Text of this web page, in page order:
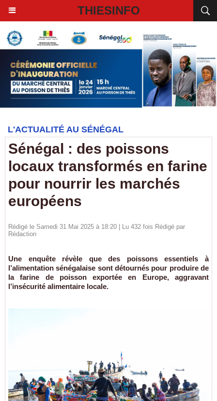
THIESINFO
L'ACTUALITÉ AU SÉNÉGAL
Sénégal : des poissons
locaux transformés en farine
pour nourrir les marchés
européens
Rédigé le Samedi 31 Mai 2025 à 18:20 | Lu 432 fois Rédigé par
Rédaction
Une enquête révèle que des poissons essentiels à
l’alimentation sénégalaise sont détournés pour produire de
la farine de poisson exportée en Europe, aggravant
l’insécurité alimentaire locale.